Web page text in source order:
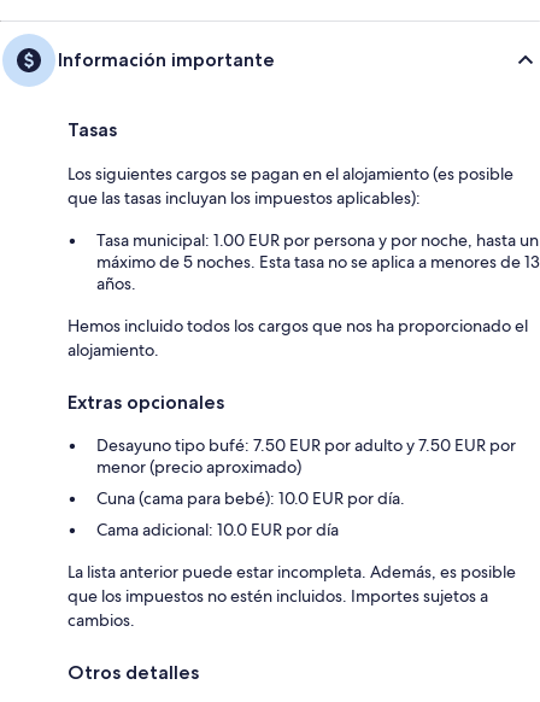
Información importante
Tasas
Los siguientes cargos se pagan en el alojamiento (es posible
que las tasas incluyan los impuestos aplicables):
Tasa municipal: 1.00 EUR por persona y por noche, hasta un
máximo de 5 noches. Esta tasa no se aplica a menores de 13
años.
Hemos incluido todos los cargos que nos ha proporcionado el
alojamiento.
Extras opcionales
Desayuno tipo bufé: 7.50 EUR por adulto y 7.50 EUR por
menor (precio aproximado)
Cuna (cama para bebé): 10.0 EUR por día.
Cama adicional: 10.0 EUR por día
La lista anterior puede estar incompleta. Además, es posible
que los impuestos no estén incluidos. Importes sujetos a
cambios.
Otros detalles